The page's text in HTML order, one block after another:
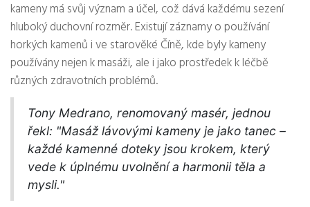
kameny má svůj význam a účel, což dává každému sezení
hluboký duchovní rozměr. Existují záznamy o používání
horkých kamenů i ve starověké Číně, kde byly kameny
používány nejen k masáži, ale i jako prostředek k léčbě
různých zdravotních problémů.
Tony Medrano, renomovaný masér, jednou
řekl: "Masáž lávovými kameny je jako tanec –
každé kamenné doteky jsou krokem, který
vede k úplnému uvolnění a harmonii těla a
mysli."